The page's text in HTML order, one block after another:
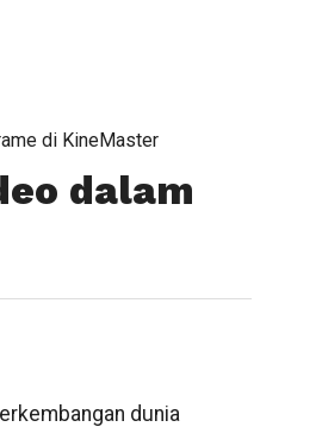
di KineMaster
dalam
dunia